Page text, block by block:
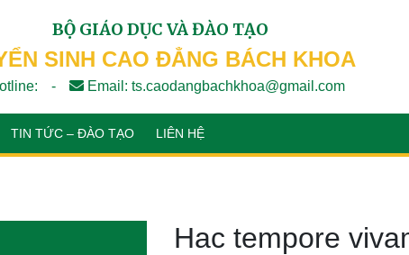
BỘ GIÁO DỤC VÀ ĐÀO TẠO
SINH CAO ĐẲNG BÁCH KHOA
- Email: ts.caodangbachkhoa@gmail.com
TIN TỨC – ĐÀO TẠO LIÊN HỆ
Hac tempore